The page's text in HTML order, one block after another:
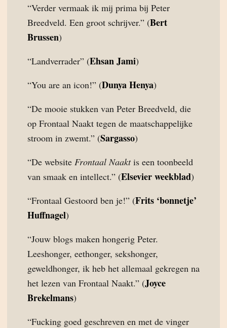
“Verder vermaak ik mij prima bij Peter
Breedveld. Een groot schrijver.” (Bert
Brussen)
“Landverrader” (Ehsan Jami)
“You are an icon!” (Dunya Henya)
“De mooie stukken van Peter Breedveld, die
op Frontaal Naakt tegen de maatschappelijke
stroom in zwemt.” (Sargasso)
“De website Frontaal Naaktis een toonbeeld
van smaak en intellect.” (Elsevier weekblad)
“Frontaal Gestoord ben je!” (Frits ‘bonnetje’
Huffnagel)
“Jouw blogs maken hongerig Peter.
Leeshonger, eethonger, sekshonger,
geweldhonger, ik heb het allemaal gekregen na
het lezen van Frontaal Naakt.” (Joyce
Brekelmans)
“Fucking goed geschreven en met de vinger